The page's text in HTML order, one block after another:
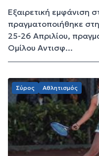
Εξαιρετική εμφάνιση
πραγματοποιήθηκε
25-26 Απριλίου,
Ομίλου Αντισφ...
Σύρος Αθλητισμός